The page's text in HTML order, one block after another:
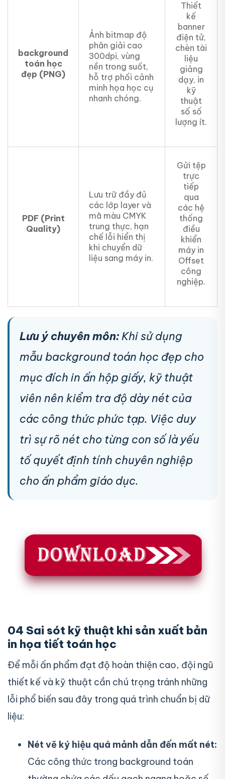
background
toán học
đẹp (PNG)
Ảnh bitmap độ
phân giải cao
300dpi, vùng
nền trong suốt,
hỗ trợ phối cảnh
minh họa học cụ
nhanh chóng.
Thiết
kế
banner
điện tử,
chèn tài
liệu
giảng
dạy, in
kỹ
thuật
số số
lượng ít.
PDF (Print
Quality)
Lưu trữ đầy đủ
các lớp layer và
mã màu CMYK
trung thực, hạn
chế lỗi hiển thị
khi chuyển dữ
liệu sang máy in.
Gửi tệp
trực
tiếp
qua
các hệ
thống
điều
khiển
máy in
Offset
công
nghiệp.
Lưu ý chuyên môn:Khi sử dụng
mẫu background toán học đẹp cho
mục đích in ấn hộp giấy, kỹ thuật
viên nên kiểm tra độ dày nét của
các công thức phức tạp. Việc duy
trì sự rõ nét cho từng con số là yếu
tố quyết định tính chuyên nghiệp
cho ấn phẩm giáo dục.
04 Sai sót kỹ thuật khi sản xuất bản
in họa tiết toán học
Để mỗi ấn phẩm đạt độ hoàn thiện cao, đội ngũ
thiết kế và kỹ thuật cần chú trọng tránh những
lỗi phổ biến sau đây trong quá trình chuẩn bị dữ
liệu:
Nét vẽ ký hiệu quá mảnh dẫn đến mất nét:
Các công thức trong background toán